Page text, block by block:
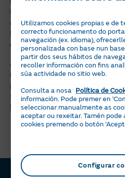
facturacións derivadas deste,
administrativamente pola
Información ao Consumidor ou
en materia de consumo ou de
Así mesmo, os consumidores e
mecanismo para a resolución
poderán acudir á Xunta Arbitral
sendo a súa webXunta Arbitral
Ministerio de Dereitos Sociais,
Utilizamos cookies propias e de
correcto funcionamento do
navegación (ex. idioma),
personalizada con base nun
partir dos seus hábitos de
recoller información con fins
súa actividade no sitio web.
Consulta a nosa Política de
información. Pode premer en
seleccionar manualmente as
aceptar ou rexeitar. Tamén
cookies premendo o botón
Configurar